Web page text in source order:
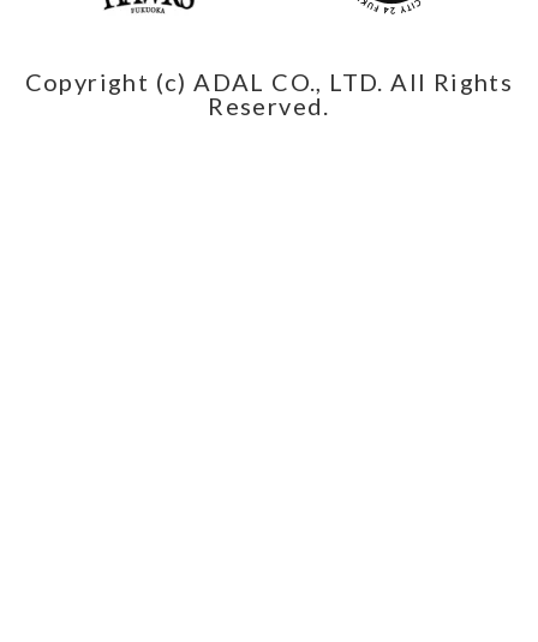
Copyright (c) ADAL CO., LTD. All Rights
Reserved.